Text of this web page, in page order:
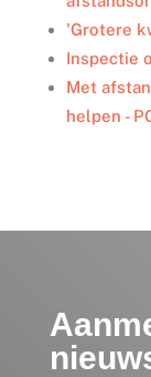
'Grotere
Inspectie
Met
helpen -